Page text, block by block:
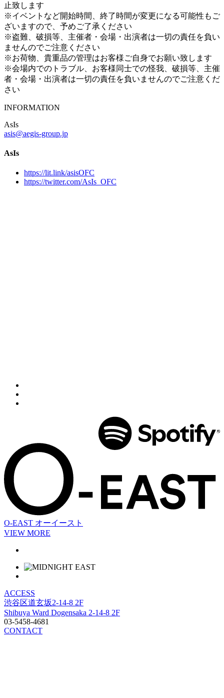
止致します
※イベントなど開始時間、終了時間が変更になる可能性もご
ざいますので、予めご了承ください
※盗難、破損等、主催者・会場・出演者は一切の責任を負い
ませんのでご注意ください
※お荷物、貴重品の管理はお客様ご自身でお願い致します
※会場内でのトラブル、お客様同士での怪我、破損等、主催
者・会場・出演者は一切の責任を負いませんのでご注意くだ
さい
INFORMATION
AsIs
asis@aegis-group.jp
AsIs
https://lit.link/asisOFC
https://twitter.com/AsIs_OFC
O-EAST オーイースト
VIEW MORE
ACCESS
渋谷区道玄坂2-14-8 2F
Shibuya Ward Dogensaka 2-14-8 2F
03-5458-4681
CONTACT